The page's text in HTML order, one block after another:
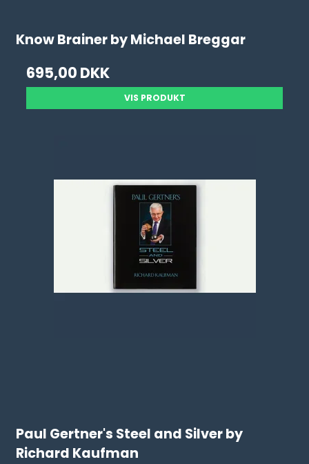
Know Brainer by Michael Breggar
695,00 DKK
VIS PRODUKT
Paul Gertner's Steel and Silver by
Richard Kaufman